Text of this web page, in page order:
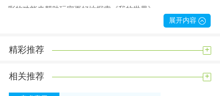
彩的功能来帮助玩家更好地探索《我的世界》。
2.菜单设置非常灵活。你可以通过简单的操作选择你想要的游
3.提供查看各个物品的使用方法的功能。该功能可以让玩家通
免费试用
展开内容
精彩推荐 +
相关推荐 +